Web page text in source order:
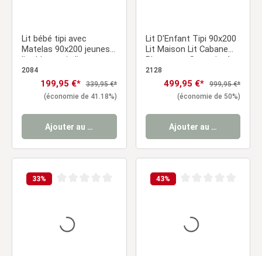
Lit bébé tipi avec
Matelas 90x200 jeunes
lits blanc gris lit
Chambre enfant tissu
2084
Prix de vente :
199,95 €* Prix régulier :
339,95 €*
(économie de 41.18%)
Ajouter au panier
Lit D'Enfant Tipi 90x200
Lit Maison Lit Cabane
Blanc avec Sommier à
Lattes Tiroir
2128
Prix de vente :
499,95 €* Prix régulier :
999,95 €*
(économie de 50%)
Ajouter au panier
33% 43%